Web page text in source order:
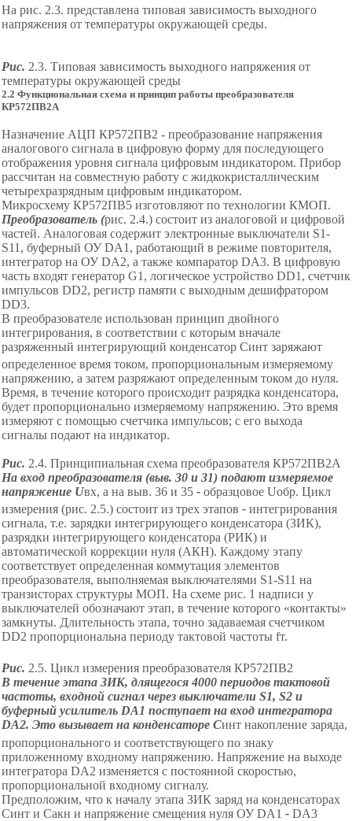
На рис. 2.3. представлена типовая зависимость выходного
напряжения от температуры окружающей среды.
Рис. 2.3. Типовая зависимость выходного напряжения от
температуры окружающей среды
2.2 Функциональная схема и принцип работы преобразователя
КР572ПВ2А
Назначение АЦП КР572ПВ2 - преобразование напряжения
аналогового сигнала в цифровую форму для последующего
отображения уровня сигнала цифровым индикатором. Прибор
рассчитан на совместную работу с жидкокристаллическим
четырехразрядным цифровым индикатором.
Микросхему КР572ПВ5 изготовляют по технологии КМОП.
Преобразователь (рис. 2.4.) состоит из аналоговой и цифровой
частей. Аналоговая содержит электронные выключатели S1-
S11, буферный ОУ DA1, работающий в режиме повторителя,
интегратор на ОУ DA2, а также компаратор DA3. В цифровую
часть входят генератор G1, логическое устройство DD1, счетчик
импульсов DD2, регистр памяти с выходным дешифратором
DD3.
В преобразователе использован принцип двойного
интегрирования, в соответствии с которым вначале
разряженный интегрирующий конденсатор Синт заряжают
определенное время током, пропорциональным измеряемому
напряжению, а затем разряжают определенным током до нуля.
Время, в течение которого происходит разрядка конденсатора,
будет пропорционально измеряемому напряжению. Это время
измеряют с помощью счетчика импульсов; с его выхода
сигналы подают на индикатор.
Рис. 2.4. Принципиальная схема преобразователя КР572ПВ2А
На вход преобразователя (выв. 30 и 31) подают измеряемое
напряжение Uвх, а на выв. 36 и 35 - образцовое Uобр. Цикл
измерения (рис. 2.5.) состоит из трех этапов - интегрирования
сигнала, т.е. зарядки интегрирующего конденсатора (ЗИК),
разрядки интегрирующего конденсатора (РИК) и
автоматической коррекции нуля (АКН). Каждому этапу
соответствует определенная коммутация элементов
преобразователя, выполняемая выключателями S1-S11 на
транзисторах структуры МОП. На схеме рис. 1 надписи у
выключателей обозначают этап, в течение которого «контакты»
замкнуты. Длительность этапа, точно задаваемая счетчиком
DD2 пропорциональна периоду тактовой частоты fт.
Рис. 2.5. Цикл измерения преобразователя КР572ПВ2
В течение этапа ЗИК, длящегося 4000 периодов тактовой
частоты, входной сигнал через выключатели S1, S2 и
буферный усилитель DА1 поступает на вход интегратора
DА2. Это вызывает на конденсаторе Синт накопление заряда,
пропорционального и соответствующего по знаку
приложенному входному напряжению. Напряжение на выходе
интегратора DА2 изменяется с постоянной скоростью,
пропорциональной входному сигналу.
Предположим, что к началу этапа ЗИК заряд на конденсаторах
Синт и Сакн и напряжение смещения нуля ОУ DА1 - DA3